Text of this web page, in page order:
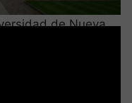
del 13%
de Nueva